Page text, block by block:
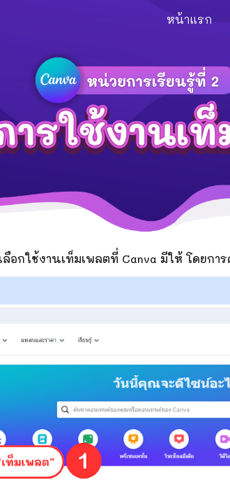
หน้าแรก
ลือกใช้งานเท็มเพลตที่ Canva มีให้ โดยกา